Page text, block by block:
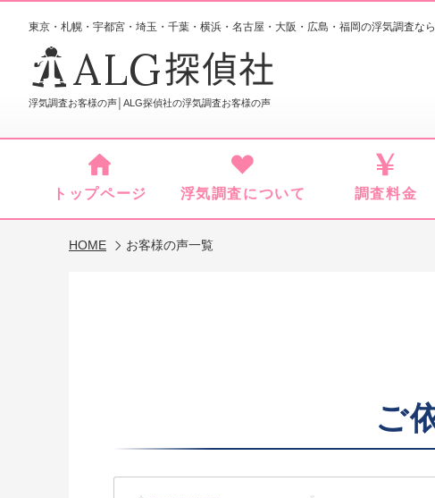
浮気調査お客様の声│ALG探偵社の浮気調査お客様の声
東京・札幌・宇都宮・埼玉・千葉・横浜・名古屋・大阪・広島・福岡の浮気調査なら
ALG探偵社
トップページ 浮気調査について 調査料金
HOME お客様の声一覧
ご